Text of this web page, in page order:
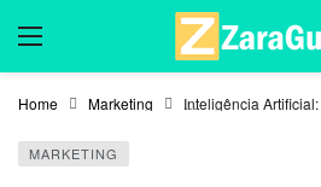
Home Marketing Inteligência
MARKETING